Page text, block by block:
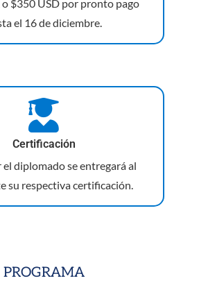
o $350 USD por pronto pago
el 16 de diciembre.
Certificación
diplomado se entregará al
su respectiva certificación.
PROGRAMA